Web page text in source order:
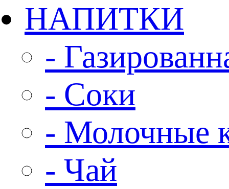
НАПИТКИ
-
- Соки
- Молочные
- Чай